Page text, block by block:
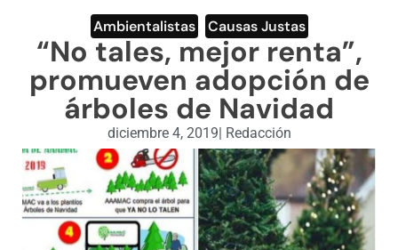
ENGLISH SECTION
VIDEOS
Ambientalistas Causas Justas
“No tales, mejor renta”,
promueven adopción de
árboles de Navidad
diciembre 4, 2019| Redacción